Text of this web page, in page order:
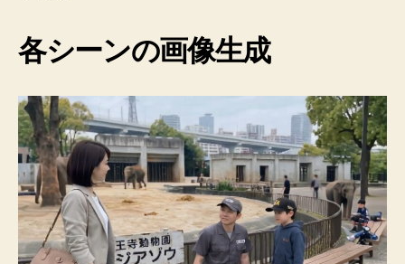
各シーンの画像生成